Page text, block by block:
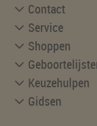
Contact
Service
Shoppen
Keuzehulpen
Gidsen